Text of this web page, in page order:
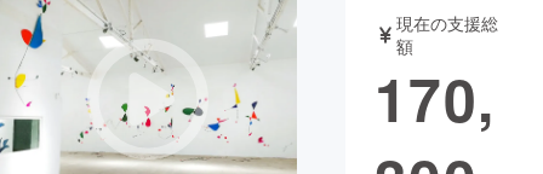
アート・写真 音楽
テクノロジー・ガジェット ゲーム・サ
映像・映画
現在の支援総
額
170,